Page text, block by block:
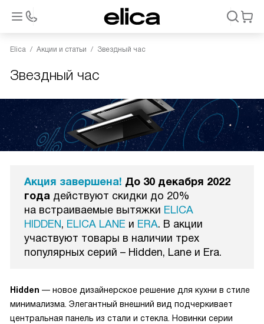
Elica Акции и статьи Звездный час
Звездный час
Акция завершена! До 30 декабря 2022
года действуют скидки до 20%
на встраиваемые вытяжки ELICA
HIDDEN, ELICA LANE и ERA. В акции
участвуют товары в наличии трех
популярных серий – Hidden, Lane и Era.
Hidden — новое дизайнерское решение для кухни в стиле
минимализма. Элегантный внешний вид подчеркивает
центральная панель из стали и стекла. Новинки серии